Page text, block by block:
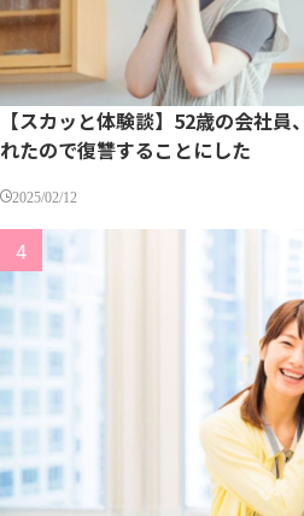
【スカッと体験談】52歳の会社
れたので復讐することにした
2025/02/12